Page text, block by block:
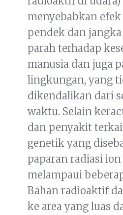
menyebabkan
pendek dan
parah terhadap
manusia dan juga
lingkungan, yang
dikendalikan dari
waktu. Selain
dan penyakit
genetik yang
paparan radiasi
melampaui
Bahan radioaktif
ke area yang luas